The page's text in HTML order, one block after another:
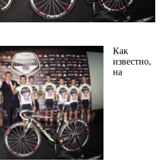
Как
известно,
на